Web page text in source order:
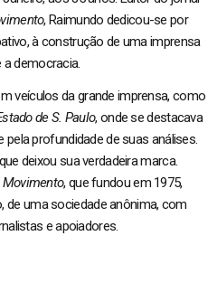
, Raimundo dedicou-se por
à construção de uma imprensa
democracia.
veículos da grande imprensa, como
de S. Paulo, onde se destacava
pela profundidade de suas análises.
deixou sua verdadeira marca.
Movimento, que fundou em 1975,
uma sociedade anônima, com
e apoiadores.